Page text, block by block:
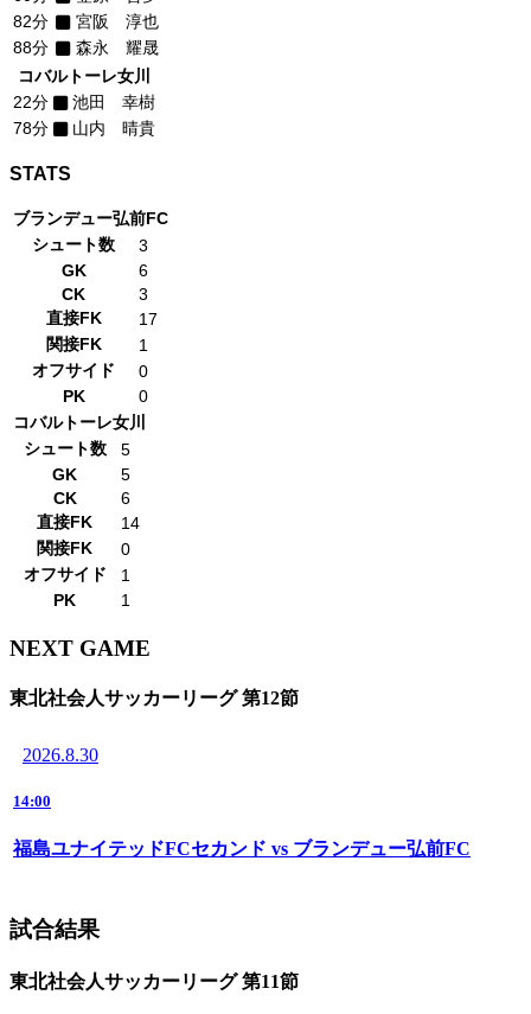
82分
宮阪 淳也
88分
森永 耀晟
コバルトーレ女川
22分
池田 幸樹
78分
山内 晴貴
STATS
ブランデュー弘前FC
シュート数
3
GK
6
CK
3
直接FK
17
関接FK
1
オフサイド
0
PK
0
コバルトーレ女川
シュート数
5
GK
5
CK
6
直接FK
14
関接FK
0
オフサイド
1
PK
1
NEXT GAME
東北社会人サッカーリーグ 第12節
2026.8.30
14:00
福島ユナイテッドFCセカンド vs ブランデュー弘前FC
試合結果
東北社会人サッカーリーグ 第11節